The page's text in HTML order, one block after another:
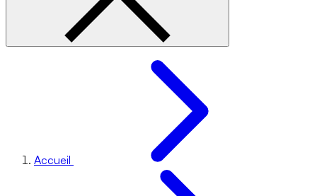
Accueil